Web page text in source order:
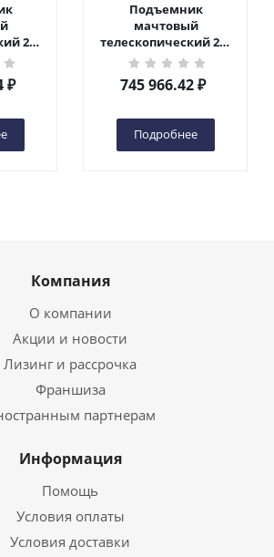
200
200S
в
₽
Подъемник
мачтовый
телескопический 200
кг 10 м TOR GTWY10-
200S DC 2-мачтовый
(автономный) (N) в
745 966.42₽
Подробнее
Компания
О компании
Акции и новости
Лизинг и рассрочка
Франшиза
партнерам
Информация
Помощь
Условия оплаты
Условия доставки